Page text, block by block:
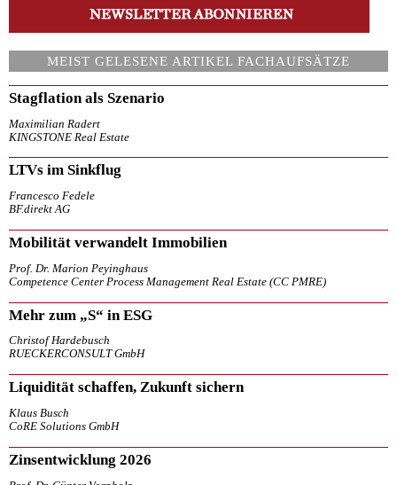
MEIST GELESENE ARTIKEL FACHAUFSÄTZE
Stagflation als Szenario
Maximilian Radert
KINGSTONE Real Estate
LTVs im Sinkflug
Francesco Fedele
BF.direkt AG
Mobilität verwandelt Immobilien
Prof. Dr. Marion Peyinghaus
Competence Center Process Management Real Estate (CC PMRE)
Mehr zum „S“ in ESG
Christof Hardebusch
RUECKERCONSULT GmbH
Liquidität schaffen, Zukunft sichern
Klaus Busch
CoRE Solutions GmbH
Zinsentwicklung 2026